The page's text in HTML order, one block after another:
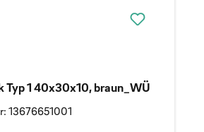
Typ 1 40x30x10, braun_WÜ
13676651001